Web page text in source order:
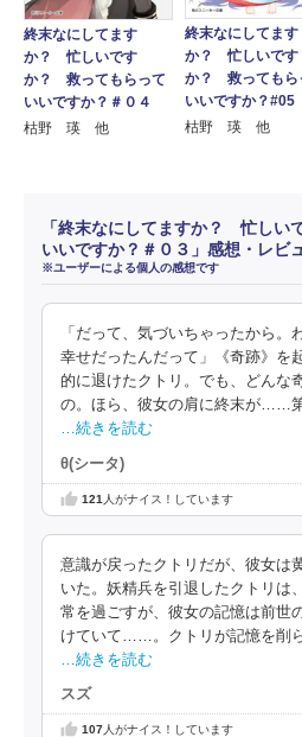
終末なにしてます
か？ 忙しいです
か？ 救ってもらって
いいですか？＃０４
枯野 瑛 他
終末なにしてます
か？ 忙しいです
か？ 救ってもら
いいですか？#05
枯野 瑛 他
「終末なにしてますか？ 忙し
いいですか？＃０３」感想・レビ
※ユーザーによる個人の感想です
「だって、気づいちゃったから。
幸せだったんだって」《奇跡》を
的に退けたクトリ。でも、どんな
の。ほら、彼女の肩に終末が……
…続きを読む
θ(シータ)
121 人がナイス！しています
意識が戻ったクトリだが、彼女は
いた。妖精兵を引退したクトリは
常を過ごすが、彼女の記憶は前世
けていて……。クトリが記憶を削
…続きを読む
スズ
107人がナイス！しています